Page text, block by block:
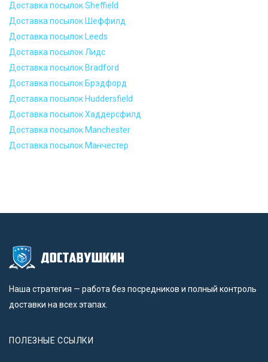
Доставка посылок Sheffield
Доставка посылок Шеффилд
Доставка посылок Leeds
Доставка посылок Лидс
Доставка посылок Bradford
Доставка посылок Брэдфорд
Доставка посылок Huddersfield
Доставка посылок Хаддерсфилд
Доставка посылок Manchester
Доставка посылок Манчестер
Наша стратегия — работа без посредников и полный контроль
доставки на всех этапах.
ПОЛЕЗНЫЕ ССЫЛКИ